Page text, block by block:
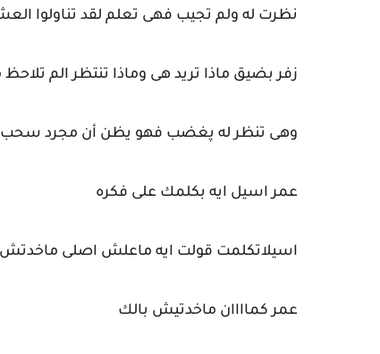
نظرت له ولم تجيب فهى تعلم لقد تناولوا
زفر بضيق ماذا تريد هى وماذا تنتظر الم تلاحظ
وهى تنظر له پغضب فهو يظن أن مجرد سحب
عمر اسيل ايه بكلمك على فكره
اسيلاتكلمت قولت ايه ماعلش اصلى ماخدتش
عمر كماااان ماخدتيش بالك